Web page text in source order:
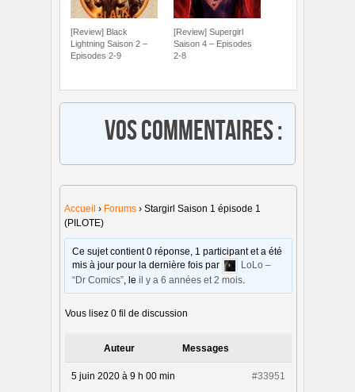
[Review] Black
Lightning Saison 2 –
Episodes 2-9
[Review] Supergirl
Saison 4 – Episodes
2-8
Vos commentaires :
Accueil › Forums › Stargirl Saison 1 épisode 1
(PILOTE)
Ce sujet contient 0 réponse, 1 participant et a été
mis à jour pour la dernière fois par
LoLo –
“Dr Comics” , leil y a 6 années et 2 mois
Vous lisez 0 fil de discussion
Auteur Messages
5 juin 2020 à 9 h 00 min #33951